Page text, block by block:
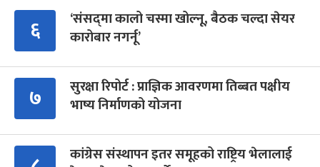
६
‘संसद्‍मा कालो चस्मा खोल्नू, बैठक चल्दा सेयर
कारोबार नगर्नू’
७
सुरक्षा रिपोर्ट : प्राज्ञिक आवरणमा तिब्बत पक्षीय
भाष्य निर्माणको योजना
कांग्रेस संस्थापन इतर समूहको राष्ट्रिय भेलालाई